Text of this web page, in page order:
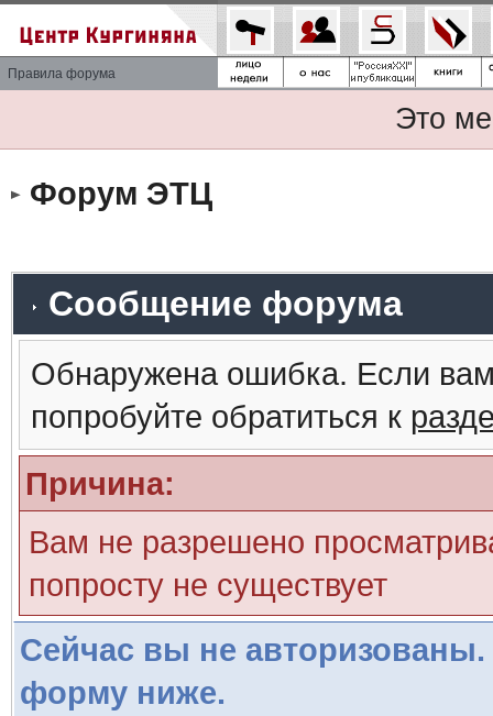
Правила форума
Это
Форум ЭТЦ
Сообщение форума
Обнаружена ошибка. Если
попробуйте обратиться к
Причина:
Вам не разрешено
попросту не существует
Сейчас вы не авторизованы.
форму ниже.